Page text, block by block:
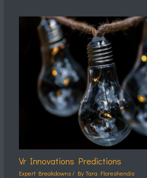
Vr Innovations Predictions
Expert Breakdowns / ByTara Floreshendis